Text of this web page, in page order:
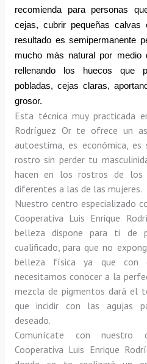
recomienda para personas
cejas, cubrir pequeñas calvas
resultado es semipermanente
mucho más natural por medio
rellenando los huecos que
pobladas, cejas claras,
grosor.
Esta técnica muy practicada
Rodríguez Or te ofrece un
autoestima, es económica, es
rostro sin perder tu
hacen en los rostros de los
diferentes a las de las mujeres.
Nuestro centro especializado
Cooperativa Luis Enrique
belleza dispone para ti de
cualificado, para que no
belleza física ya que con
necesitamos conocer a la
mezcla de pigmentos dará el
que incidir con las agujas
deseado.
Comunícate con nuestro
Cooperativa Luis Enrique